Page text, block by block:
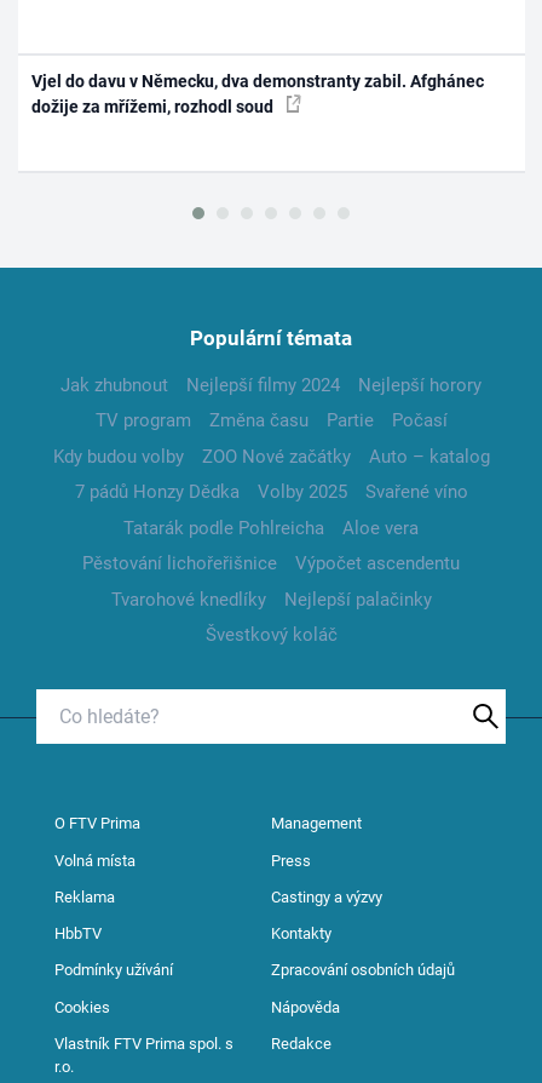
Vjel do davu v Německu, dva demonstranty zabil. Afghánec
dožije za mřížemi, rozhodl soud
Populární témata
Jak zhubnout Nejlepší filmy 2024
Nejlepší horory
TV program
Změna času Partie
Počasí
Kdy budou volby
ZOO Nové začátky
Auto – katalog
7 pádů Honzy Dědka
Volby 2025
Svařené víno
Tatarák podle Pohlreicha
Aloe vera
Pěstování lichořeřišnice
Výpočet ascendentu
Tvarohové knedlíky
Nejlepší palačinky
Švestkový koláč
O FTV Prima Management
Volná místa Press
Reklama Castingy a výzvy
HbbTV Kontakty
Podmínky užívání Zpracování osobních údajů
Cookies Nápověda
Vlastník FTV Prima spol. s
r.o.
Redakce